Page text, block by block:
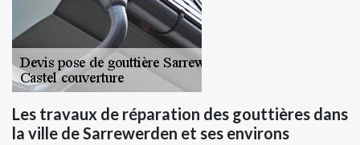
Les travaux de réparation des gouttières dans
la ville de Sarrewerden et ses environs